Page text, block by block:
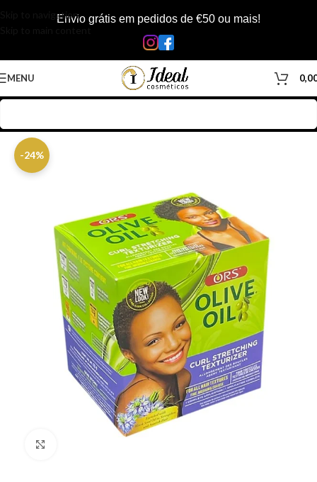
Skip to navigationEnvio grátis em pedidos de €50 ou mais!
MENU
-24%